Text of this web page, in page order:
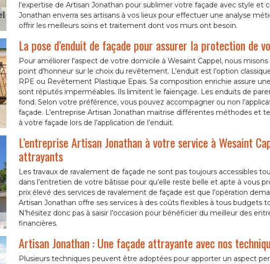
l’expertise de Artisan Jonathan pour sublimer votre façade avec style et
Jonathan enverra ses artisans à vos lieux pour effectuer une analyse
offrir les meilleurs soins et traitement dont vos murs ont besoin.
La pose d’enduit de façade pour assurer la protection de
Pour améliorer l'aspect de votre domicile à Wesaint Cappel, nous
point d’honneur sur le choix du revêtement. L’enduit est l’option
RPE ou Revêtement Plastique Epais. Sa composition enrichie assure
sont réputés imperméables. Ils limitent le faïençage. Les enduits de
fond. Selon votre préférence, vous pouvez accompagner ou non
façade. L’entreprise Artisan Jonathan maitrise différentes méthodes et
à votre façade lors de l’application de l’enduit.
L’entreprise Artisan Jonathan à votre service à Wesaint
attrayants
Les travaux de ravalement de façade ne sont pas toujours accessibles
dans l’entretien de votre bâtisse pour qu’elle reste belle et apte à vous
prix élevé des services de ravalement de façade est que l’opération
Artisan Jonathan offre ses services à des coûts flexibles à tous budgets
N’hésitez donc pas à saisir l’occasion pour bénéficier du meilleur des
financières.
Artisan Jonathan : Une façade attrayante avec nos
Plusieurs techniques peuvent être adoptées pour apporter un aspect